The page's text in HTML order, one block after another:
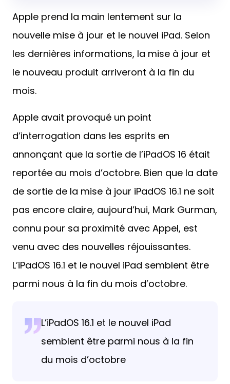
Apple prend la main lentement sur la
nouvelle mise à jour et le nouvel iPad. Selon
les dernières informations, la mise à jour et
le nouveau produit arriveront à la fin du
mois.
Apple avait provoqué un point
d’interrogation dans les esprits en
annonçant que la sortie de l’iPadOS 16 était
reportée au mois d’octobre. Bien que la date
de sortie de la mise à jour iPadOS 16.1 ne soit
pas encore claire, aujourd’hui, Mark Gurman,
connu pour sa proximité avec Appel, est
venu avec des nouvelles réjouissantes.
L’iPadOS 16.1 et le nouvel iPad semblent être
parmi nous à la fin du mois d’octobre.
L’iPadOS 16.1 et le nouvel iPad
semblent être parmi nous à la fin
du mois d’octobre